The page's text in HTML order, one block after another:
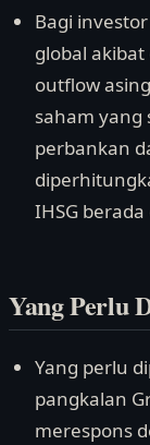
Bagi
global
outflow
saham yang
perbankan
IHSG
Yang Perlu
Yang perlu
pangkalan
merespons